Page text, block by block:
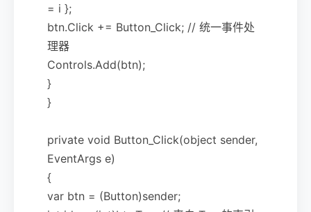
= i };
btn.Click += Button_Click; // 统一事件处
理器
Controls.Add(btn);
}
}
private void Button_Click(object sender,
EventArgs e)
{
var btn = (Button)sender;